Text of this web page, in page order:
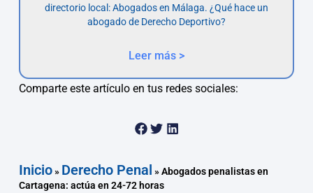
directorio local: Abogados en Málaga. ¿Qué hace un
abogado de Derecho Deportivo?
Leer más >
Comparte este artículo en tus redes sociales:
Inicio» Derecho Penal »Abogados penalistas en
Cartagena: actúa en 24-72 horas